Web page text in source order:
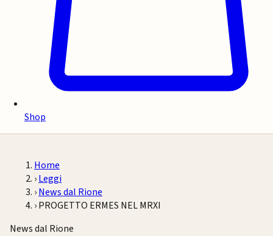
Shop
Home
›Leggi
›News dal Rione
›PROGETTO ERMES NEL MRXI
News dal Rione